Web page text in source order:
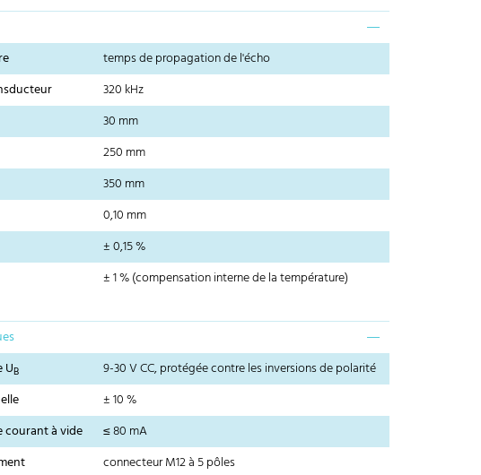
temps de propagation de l'écho
320 kHz
30 mm
250 mm
350 mm
0,10 mm
± 0,15 %
± 1 % (compensation interne de la température)
UB
9-30 V CC, protégée contre les inversions de polarité
± 10 %
courant à vide
≤ 80 mA
connecteur M12 à 5 pôles